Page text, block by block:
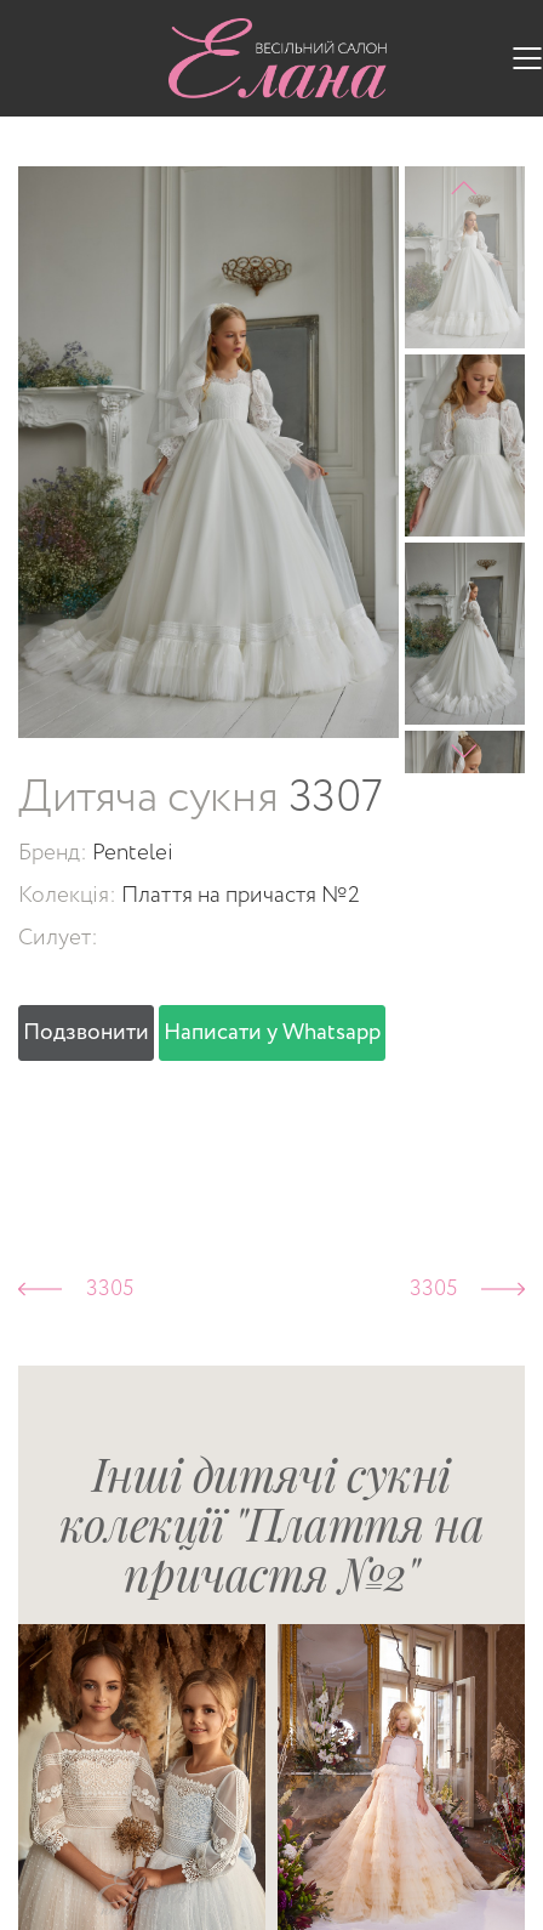
Дитячі сукні/Дитяча сукня 3307
Дитяча сукня 3307
Бренд: Pentelei
Колекція: Плаття на причастя №2
Силует:
Подзвонити Написати у Whatsapp
3305 3305
Інші дитячі сукні
колекції "Плаття на
причастя №2"